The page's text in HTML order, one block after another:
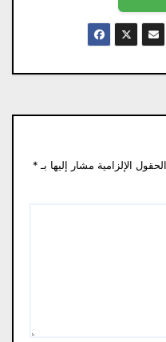
الحقول الإلزامية مشار إليها بـ *